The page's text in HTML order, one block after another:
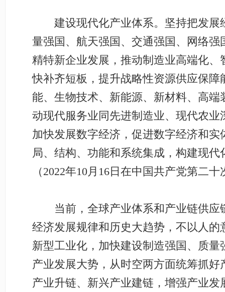
建设现代化产业体系。坚持把发展
量强国、航天强国、交通强国、网络
精特新企业发展，推动制造业高端化
快补齐短板，提升战略性资源供应保
能、生物技术、新能源、新材料、高
动现代服务业同先进制造业、现代农
加快发展数字经济，促进数字经济和
局、结构、功能和系统集成，构建现代
（2022年10月16日在中国共产党第二
当前，全球产业体系和产业链供应
经济发展规律和历史大趋势，不以人
新型工业化，加快建设制造强国、质
产业发展大势，从时空两方面统筹抓
产业升链、新兴产业建链，增强产业